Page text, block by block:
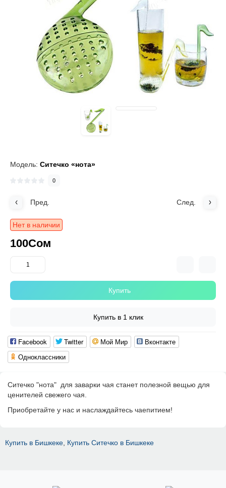
Модель: Ситечко «нота»
0
Пред. След.
Нет в наличии
100Сом
Купить
Купить в 1 клик
Facebook Twitter Мой Мир
Вконтакте
Одноклассники
Ситечко "нота" для заварки чая станет полезной вещью для
ценителей свежего чая.
Приобретайте у нас и наслаждайтесь чаепитием!
Купить в Бишкеке Купить Ситечко в Бишкеке